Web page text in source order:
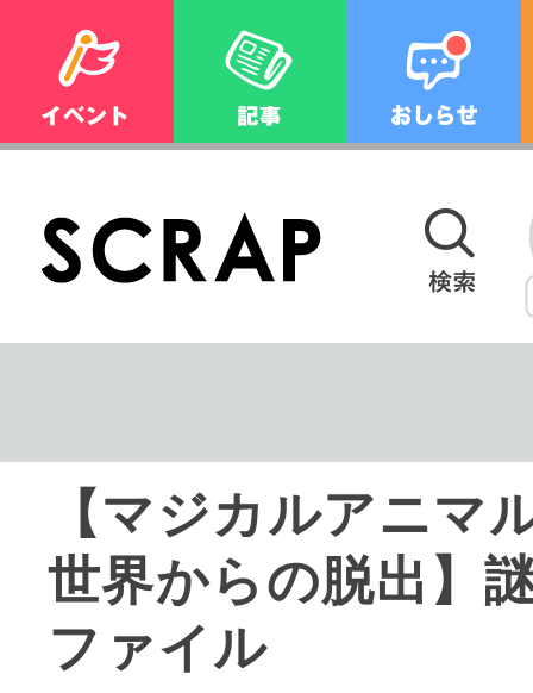
【マジカルアニマ
世界からの脱出】
ファイル